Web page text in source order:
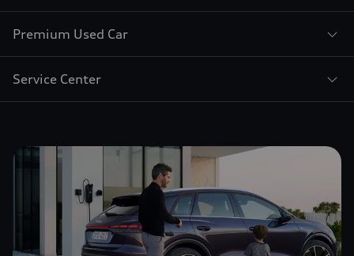
Premium Used Car
Service Center